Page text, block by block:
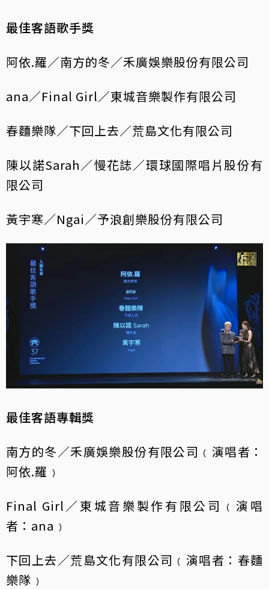
最佳客語歌手獎
阿依.羅／南方的冬／禾廣娛樂股份有限公司
ana／Final Girl／東城音樂製作有限公司
春麵樂隊／下回上去／荒島文化有限公司
陳以諾Sarah／慢花誌／環球國際唱片股份有
限公司
黃宇寒／Ngai／予浪創樂股份有限公司
最佳客語專輯獎
南方的冬／禾廣娛樂股份有限公司﹙演唱者：
阿依.羅﹚
Final Girl／東城音樂製作有限公司﹙演唱
者：ana﹚
下回上去／荒島文化有限公司﹙演唱者：春麵
樂隊﹚